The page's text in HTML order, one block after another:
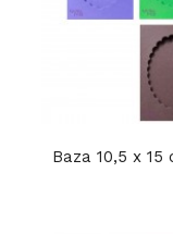
Baza 10,5 x 15